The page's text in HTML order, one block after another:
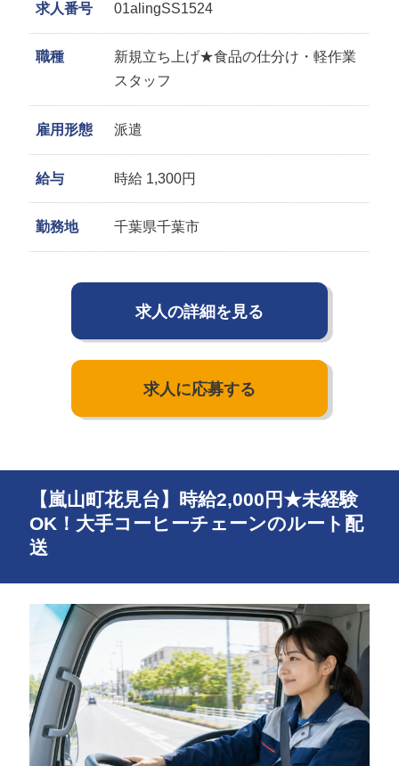
求人番号 01alingSS1524
職種
新規立ち上げ★食品の仕分け・軽作業
スタッフ
雇用形態 派遣
給与 時給 1,300円
勤務地 千葉県千葉市
求人の詳細を見る
求人に応募する
【嵐山町花見台】時給2,000円★未経験
OK！大手コーヒーチェーンのルート配
送